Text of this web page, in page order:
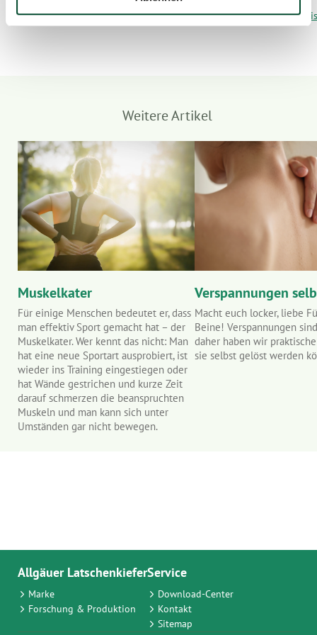
Hinweise /
Weitere Artikel
Muskelkater
Für einige Menschen bedeutet er, dass
man effektiv Sport gemacht hat – der
Muskelkater. Wer kennt das nicht: Man
hat eine neue Sportart ausprobiert, ist
wieder ins Training eingestiegen oder
hat Wände gestrichen und kurze Zeit
darauf schmerzen die beanspruchten
Muskeln und man kann sich unter
Umständen gar nicht bewegen.
Verspannungen
Macht euch locker, liebe
Beine! Verspannungen
daher haben wir
sie selbst gelöst werden
Allgäuer Latschenkiefer
Marke
Forschung & Produktion
Service
Download-Center
Kontakt
Sitemap